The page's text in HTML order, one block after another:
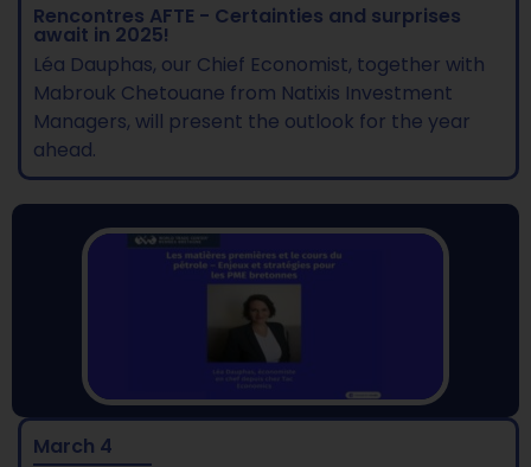
Rencontres AFTE - Certainties and surprises
await in 2025!
Léa Dauphas, our Chief Economist, together with
Mabrouk Chetouane from Natixis Investment
Managers, will present the outlook for the year
ahead.
March 4